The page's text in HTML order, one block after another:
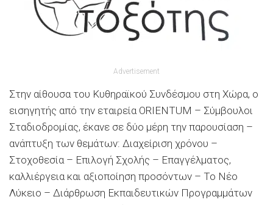
Advertisement
Στην αίθουσα του Κυθηραϊκού Συνδέσμου στη Χώρα, ο
εισηγητής από την εταιρεία ORIENTUM – Σύμβουλοι
Σταδιοδρομίας, έκανε σε δύο µέρη την παρουσίαση –
ανάπτυξη των θεμάτων: Διαχείριση χρόνου –
Στοχοθεσία – Επιλογή Σχολής – Επαγγέλματος,
καλλιέργεια και αξιοποίηση προσόντων – Το Νέο
Λύκειο – Διάρθρωση Εκπαιδευτικών Προγραμμάτων